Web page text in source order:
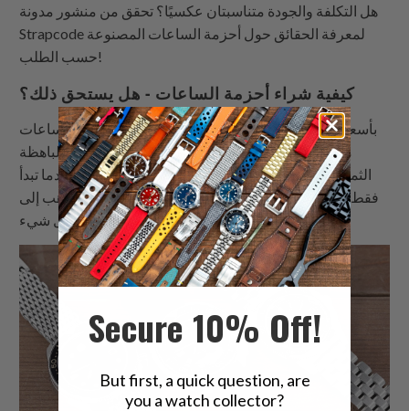
هل التكلفة والجودة متناسبتان عكسيًا؟ تحقق من منشور مدونة
Strapcode لمعرفة الحقائق حول أحزمة الساعات المصنوعة
حسب الطلب!
كيفية شراء أحزمة الساعات - هل يستحق ذلك؟
هناك تنوع هائل من أحزمة ساعات Seiko solar chrono، بأسعار
مختلفة تمامًا. فما هو الفرق بين الأحزمة الرخيصة والباهظة
الثمن؟ إليك نظرة سريعة على مزايا وعيوب كل نوع. عندما تبدأ
فقط في الدخول إلى عالم الساعات، من المحتمل أن تذهب إلى
الخيارات الرخيصة في كل شيء.
Secure 10% Off!
But first, a quick question, are
you a watch collector?